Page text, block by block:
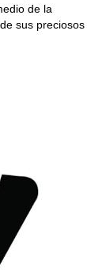
de la
sus preciosos